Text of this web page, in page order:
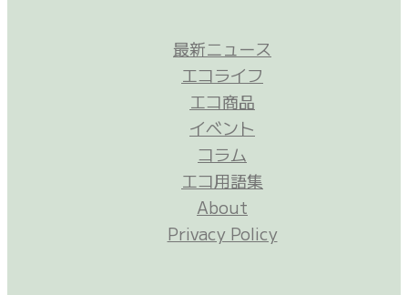
最新ニュース
エコライフ
エコ商品
イベント
コラム
エコ用語集
About
Privacy Policy